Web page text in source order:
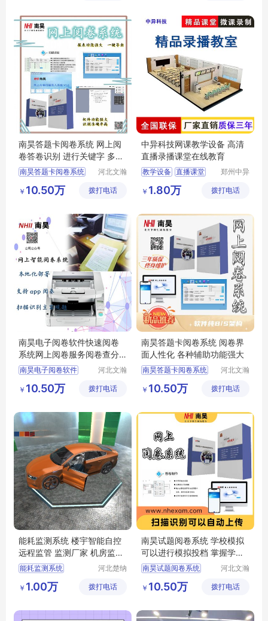
电子评卷系统
计算机阅卷系统
南昊答题卡阅卷系统 网上阅
卷答卷识别 进行关键字 多字
段校对
南昊答题卡阅卷系统
中学网上阅卷
电子评卷系统
河北文瀚
技发展有
￥ 10.50万 拨打电话
中异科技网课教学设备 高清
直播录播课堂在线教育
教学设备 直播课堂
在线教育
郑州中异
有限公司
￥ 1.80万 拨打电话
南昊电子阅卷软件快速阅卷
系统网上阅卷服务阅卷查分
系统
南昊电子阅卷软件
网上阅卷服务
电子阅卷软件
河北文瀚
技发展有
￥ 10.50万 拨打电话
南昊答题卡阅卷系统 阅卷界
面人性化 各种辅助功能强大
南昊答题卡阅卷系统
考试电脑阅卷
学校阅卷系统
河北文瀚
技发展有
￥ 10.50万 拨打电话
能耗监测系统 楼宇智能自控
远程监管 监测厂家 机房监控
机房可视化
能耗监测系统
机房可视化
机房监控
河北楚纳
公司
￥ 1.00万 拨打电话
南昊试题阅卷系统 学校模拟
可以进行模拟投档 掌握学生
上线情况
南昊试题阅卷系统
中学网上阅卷
计算机阅卷系统
河北文瀚
技发展有
￥ 10.50万 拨打电话